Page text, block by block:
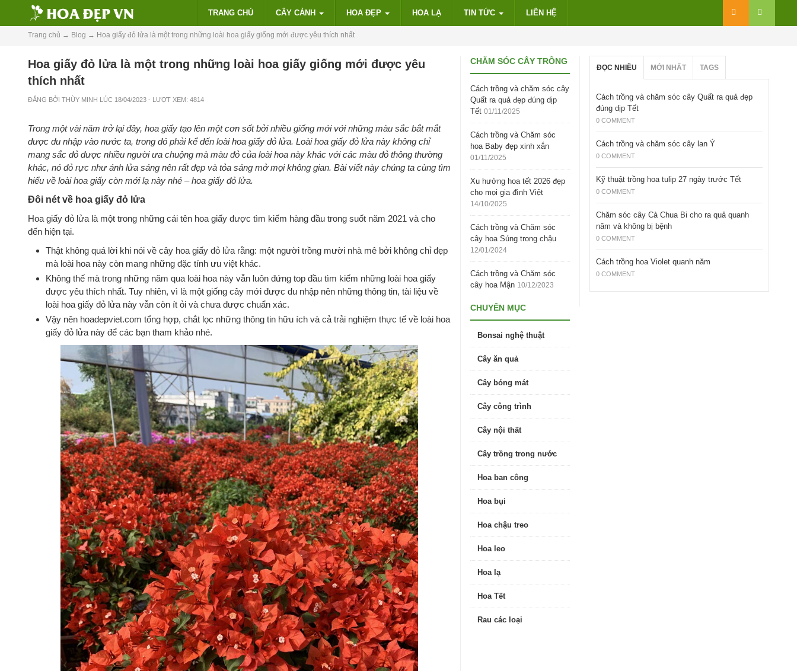
TRANG CHỦ CÂY CẢNH HOA ĐẸP HOA LẠ TIN TỨC LIÊN HỆ
Trang chủ → Blog → Hoa giấy đỏ lửa là một trong những loài hoa giấy giống mới được yêu thích nhất
Hoa giấy đỏ lửa là một trong những loài hoa giấy giống mới được yêu
thích nhất
ĐĂNG BỞI THÙY MINH LÚC 18/04/2023 - LƯỢT XEM: 4814
Trong một vài năm trở lại đây, hoa giấy tạo lên một cơn sốt bởi nhiều giống mới với những màu sắc bắt mắt
được du nhập vào nước ta, trong đó phải kể đến loài hoa giấy đỏ lửa. Loài hoa giấy đỏ lửa này không chỉ
mang sắc đỏ được nhiều người ưa chuộng mà màu đỏ của loài hoa này khác với các màu đỏ thông thường
khác, nó đỏ rực như ánh lửa sáng nên rất đẹp và tỏa sáng mở mọi không gian. Bài viết này chúng ta cùng tìm
hiểu về loài hoa giấy còn mới lạ này nhé – hoa giấy đỏ lửa.
Đôi nét về hoa giấy đỏ lửa
Hoa giấy đỏ lửa là một trong những cái tên hoa giấy được tìm kiếm hàng đầu trong suốt năm 2021 và cho
đến hiện tại.
Thật không quá lời khi nói về cây hoa giấy đỏ lửa rằng: một người trồng mười nhà mê bởi không chỉ đẹp
mà loài hoa này còn mang những đặc tính ưu việt khác.
Không thế mà trong những năm qua loài hoa này vẫn luôn đứng top đầu tìm kiếm những loài hoa giấy
được yêu thích nhất. Tuy nhiên, vì là một giống cây mới được du nhập nên những thông tin, tài liệu về
loài hoa giấy đỏ lửa này vẫn còn ít ỏi và chưa được chuẩn xác.
Vậy nên hoadepviet.com tổng hợp, chắt lọc những thông tin hữu ích và cả trải nghiệm thực tế về loài hoa
giấy đỏ lửa này để các bạn tham khảo nhé.
CHĂM SÓC CÂY TRỒNG
Cách trồng và chăm sóc cây
Quất ra quả đẹp đúng dịp
Tết 01/11/2025
Cách trồng và Chăm sóc
hoa Baby đẹp xinh xắn
01/11/2025
Xu hướng hoa tết 2026 đẹp
cho mọi gia đình Việt
14/10/2025
Cách trồng và Chăm sóc
cây hoa Súng trong chậu
12/01/2024
Cách trồng và Chăm sóc
cây hoa Mận 10/12/2023
CHUYÊN MỤC
Bonsai nghệ thuật
Cây ăn quả
Cây bóng mát
Cây công trình
Cây nội thất
Cây trồng trong nước
Hoa ban công
Hoa bụi
Hoa chậu treo
Hoa leo
Hoa lạ
Hoa Tết
Rau các loại
ĐỌC NHIỀU MỚI NHẤT TAGS
Cách trồng và chăm sóc cây Quất ra quả đẹp
đúng dịp Tết
0 COMMENT
Cách trồng và chăm sóc cây lan Ý
0 COMMENT
Kỹ thuật trồng hoa tulip 27 ngày trước Tết
0 COMMENT
Chăm sóc cây Cà Chua Bi cho ra quả quanh
năm và không bị bệnh
0 COMMENT
Cách trồng hoa Violet quanh năm
0 COMMENT